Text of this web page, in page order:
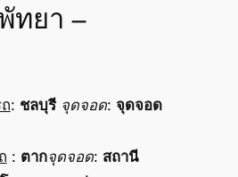
ทยา –
: ชลบุรี จุดจอด: จุดจอด
: ตากจุดจอด: สถานี